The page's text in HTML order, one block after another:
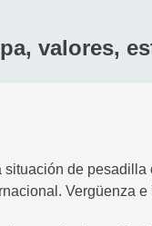
valores,
de
Vergüenza